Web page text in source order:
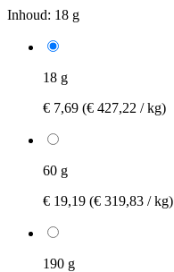
Inhoud: 18 g
18 g
€ 7,69 (€ 427,22 / kg)
60 g
€ 19,19 (€ 319,83 / kg)
190 g